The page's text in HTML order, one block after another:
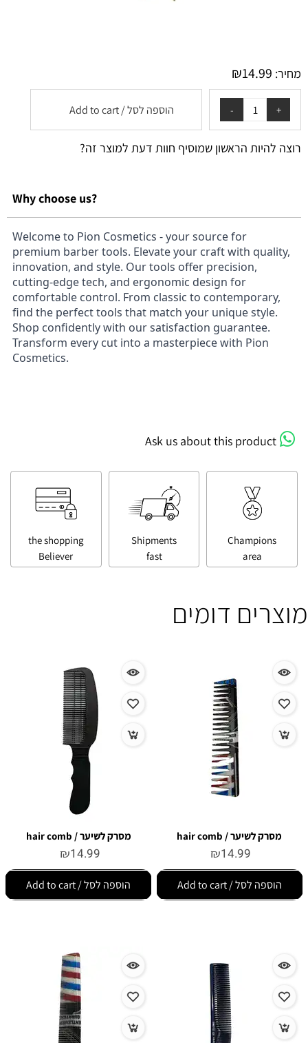
מחיר: ₪14.99
הוספה לסל / Add to cart
רוצה להיות הראשון שמוסיף חוות דעת למוצר זה?
Why choose us?
Welcome to Pion Cosmetics - your source for
premium barber tools. Elevate your craft with quality,
innovation, and style. Our tools offer precision,
cutting-edge tech, and ergonomic design for
comfortable control. From classic to contemporary,
find the perfect tools that match your unique style.
Shop confidently with our satisfaction guarantee.
Transform every cut into a masterpiece with Pion
Cosmetics.
Ask us about this product
Champions
area
Shipments
fast
the shopping
Believer
מוצרים דומים
מסרק לשיער / hair comb
₪14.99
הוספה לסל / Add to cart
מסרק לשיער / hair comb
₪14.99
הוספה לסל / Add to cart